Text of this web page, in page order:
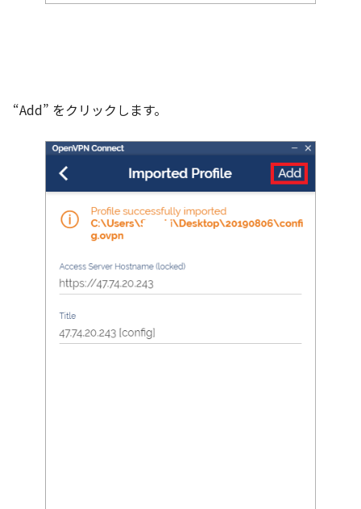
“Add” をクリックします。